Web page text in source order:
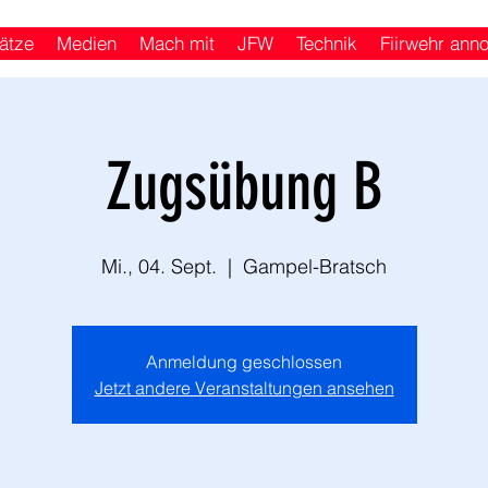
Medien Mach mit JFW Technik Fiirwehr
Zugsübung B
Mi., 04. Sept.
  |
Gampel-Bratsch
Anmeldung geschlossen
Jetzt andere Veranstaltungen ansehen